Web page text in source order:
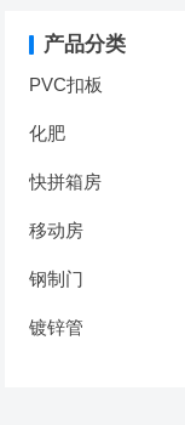
产品分类
PVC扣板
化肥
快拼箱房
移动房
钢制门
镀锌管